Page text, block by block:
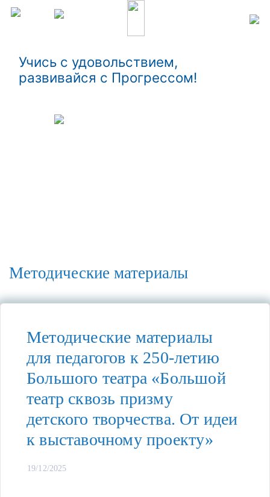
Учись с удовольствием,
развивайся с Прогрессом!
Методические материалы
Методические материалы
для педагогов к 250-летию
Большого театра «Большой
театр сквозь призму
детского творчества. От идеи
к выставочному проекту»
19/12/2025